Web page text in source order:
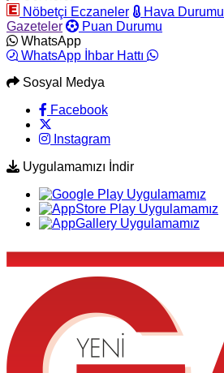
Nöbetçi Eczaneler
Hava Durumu
Gazeteler
Puan Durumu
WhatsApp
WhatsApp İhbar Hattı
Sosyal Medya
Facebook
Instagram
Uygulamamızı İndir